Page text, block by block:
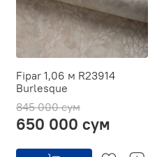
Fipar 1,06 м R23914
Burlesque
845 000 сум
650 000 сум